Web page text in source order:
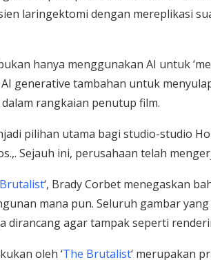
laringektomi dengan mereplikasi
hanya menggunakan AI untuk
generative tambahan untuk
rangkaian penutup film.
pilihan utama bagi studio-studio
Sejauh ini, perusahaan telah
‘, Brady Corbet menegaskan
mana pun. Seluruh gambar yang
dirancang agar tampak seperti
oleh ‘The Brutalist‘ merupakan